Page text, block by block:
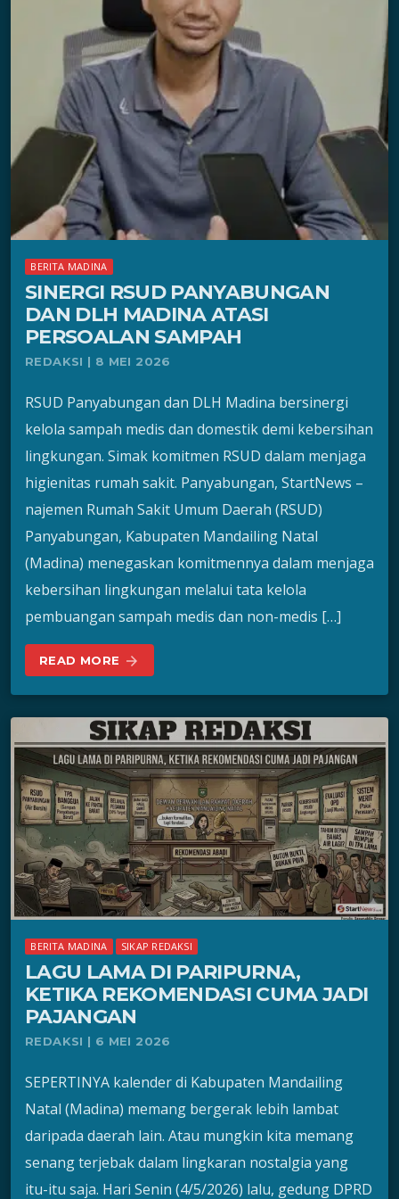
BERITA MADINA
SINERGI RSUD PANYABUNGAN
DAN DLH MADINA ATASI
PERSOALAN SAMPAH
REDAKSI | 8 MEI 2026
RSUD Panyabungan dan DLH Madina bersinergi
kelola sampah medis dan domestik demi kebersihan
lingkungan. Simak komitmen RSUD dalam menjaga
higienitas rumah sakit. Panyabungan, StartNews –
najemen Rumah Sakit Umum Daerah (RSUD)
Panyabungan, Kabupaten Mandailing Natal
(Madina) menegaskan komitmennya dalam menjaga
kebersihan lingkungan melalui tata kelola
pembuangan sampah medis dan non-medis […]
READ MORE arrow_forward
BERITA MADINA SIKAP REDAKSI
LAGU LAMA DI PARIPURNA,
KETIKA REKOMENDASI CUMA JADI
PAJANGAN
REDAKSI | 6 MEI 2026
SEPERTINYA kalender di Kabupaten Mandailing
Natal (Madina) memang bergerak lebih lambat
daripada daerah lain. Atau mungkin kita memang
senang terjebak dalam lingkaran nostalgia yang
itu-itu saja. Hari Senin (4/5/2026) lalu, gedung DPRD